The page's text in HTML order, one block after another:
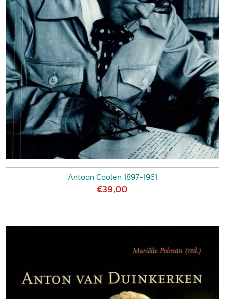
Antoon Coolen 1897-1961
€39,00